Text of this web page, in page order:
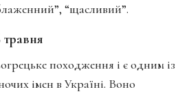
“щасливий”.
походження і є одним із
імен в Україні. Воно